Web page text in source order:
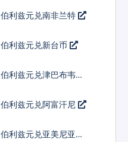
伯利兹元兑南非兰特
伯利兹元兑新台币
伯利兹元兑津巴布韦币
伯利兹元兑阿富汗尼
伯利兹元兑亚美尼亚德